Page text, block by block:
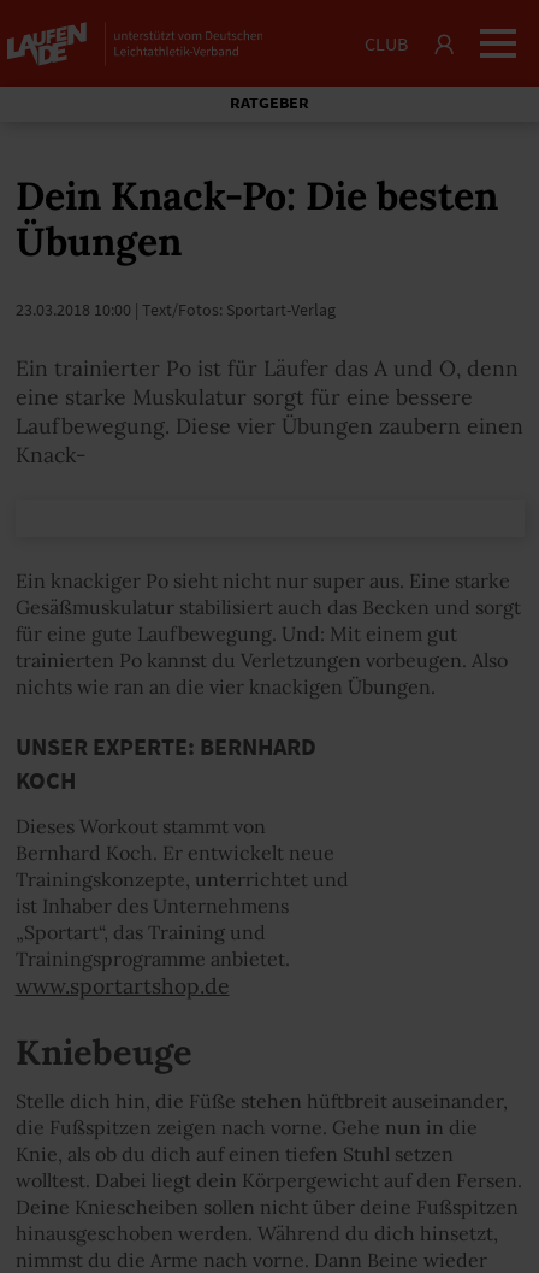
CLUB
RATGEBER
Dein Knack-Po: Die besten
Übungen
23.03.2018 10:00 | Text/Fotos: Sportart-Verlag
Ein trainierter Po ist für Läufer das A und O, denn
eine starke Muskulatur sorgt für eine bessere
Laufbewegung. Diese vier Übungen zaubern einen
Knack-
Ein knackiger Po sieht nicht nur super aus. Eine starke
Gesäßmuskulatur stabilisiert auch das Becken und sorgt
für eine gute Laufbewegung. Und: Mit einem gut
trainierten Po kannst du Verletzungen vorbeugen. Also
nichts wie ran an die vier knackigen Übungen.
UNSER EXPERTE: BERNHARD
KOCH
Dieses Workout stammt von
Bernhard Koch. Er entwickelt neue
Trainingskonzepte, unterrichtet und
ist Inhaber des Unternehmens
„Sportart“, das Training und
Trainingsprogramme anbietet.
www.sportartshop.de
Kniebeuge
Stelle dich hin, die Füße stehen hüftbreit auseinander,
die Fußspitzen zeigen nach vorne. Gehe nun in die
Knie, als ob du dich auf einen tiefen Stuhl setzen
wolltest. Dabei liegt dein Körpergewicht auf den Fersen.
Deine Kniescheiben sollen nicht über deine Fußspitzen
hinausgeschoben werden. Während du dich hinsetzt,
nimmst du die Arme nach vorne. Dann Beine wieder